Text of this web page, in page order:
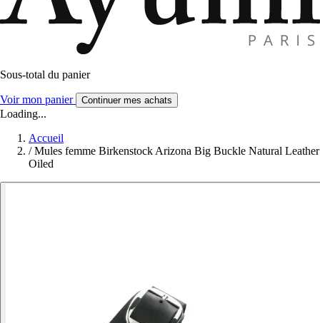
Sous-total du panier
Voir mon panier Continuer mes achats
Loading...
Accueil
/ Mules femme Birkenstock Arizona Big Buckle Natural Leather
Oiled